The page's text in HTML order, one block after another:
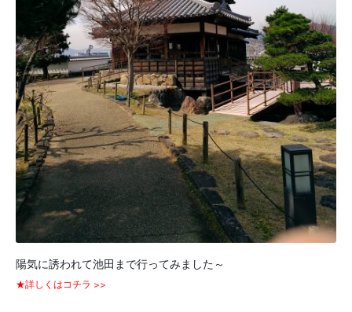
陽気に誘われて池田まで行ってみました～
★詳しくはコチラ >>